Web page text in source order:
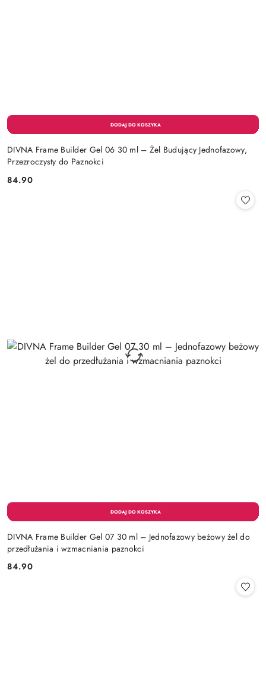
DIVNA Frame Builder Gel 06 30 ml – Żel Budujący Jednofazowy,
Przezroczysty do Paznokci
Cena:
84.90
DIVNA Frame Builder Gel 07 30 ml – Jednofazowy beżowy żel do
przedłużania i wzmacniania paznokci
Cena:
84.90